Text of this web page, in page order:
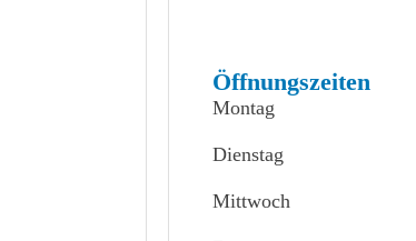
Öffnungszeiten
Montag
Dienstag
Mittwoch